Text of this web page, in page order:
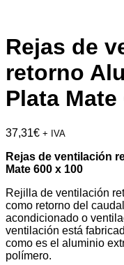
Rejas de
retorno
Plata Mate
37,31€ + IVA
Rejas de ventilación
Mate 600 x 100
Rejilla de ventilación
como retorno del
acondicionado o
ventilación está
como es el aluminio
polímero.